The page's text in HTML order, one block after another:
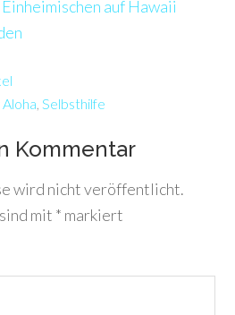
auf Hawaii
,Selbsthilfe
Kommentar
wird nicht veröffentlicht.
mit * markiert